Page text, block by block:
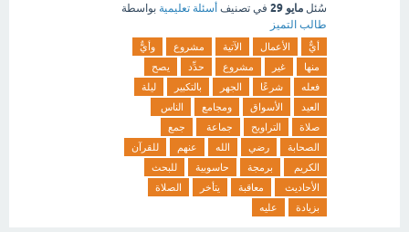
سُئل مايو 29 في تصنيف أسئلة تعليمية بواسطة
طالب التميز
أيٌّ الأعمال الآتية مشروع
وأيٌّ
منها
غير مشروع حدِّد
يصح
فعله
شرعًا الجهر بالتكبير
ليلة
العيد
الأسواق ومجامع
الناس
صلاة
التراويح جماعة
جمع
الصحابة
رضي الله عنهم
للقرآن
الكريم
برمجة حاسوبية
للبحث
الأحاديث
معاقبة يتأخر
الصلاة
بزيادة
عليه